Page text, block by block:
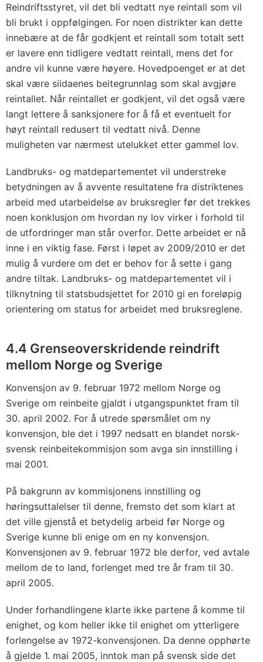
Reindriftsstyret, vil det bli vedtatt nye reintall som vil
bli brukt i oppfølgingen. For noen distrikter kan dette
innebære at de får godkjent et reintall som totalt sett
er lavere enn tidligere vedtatt reintall, mens det for
andre vil kunne være høyere. Hovedpoenget er at det
skal være siidaenes beitegrunnlag som skal avgjøre
reintallet. Når reintallet er godkjent, vil det også være
langt lettere å sanksjonere for å få et eventuelt for
høyt reintall redusert til vedtatt nivå. Denne
muligheten var nærmest utelukket etter gammel lov.
Landbruks- og matdepartementet vil understreke
betydningen av å avvente resultatene fra distriktenes
arbeid med utarbeidelse av bruksregler før det trekkes
noen konklusjon om hvordan ny lov virker i forhold til
de utfordringer man står overfor. Dette arbeidet er nå
inne i en viktig fase. Først i løpet av 2009/2010 er det
mulig å vurdere om det er behov for å sette i gang
andre tiltak. Landbruks- og matdepartementet vil i
tilknytning til statsbudsjettet for 2010 gi en foreløpig
orientering om status for arbeidet med bruksreglene.
4.4 Grenseoverskridende reindrift
mellom Norge og Sverige
Konvensjon av 9. februar 1972 mellom Norge og
Sverige om reinbeite gjaldt i utgangspunktet fram til
30. april 2002. For å utrede spørsmålet om ny
konvensjon, ble det i 1997 nedsatt en blandet norsk-
svensk reinbeitekommisjon som avga sin innstilling i
mai 2001.
På bakgrunn av kommisjonens innstilling og
høringsuttalelser til denne, fremsto det som klart at
det ville gjenstå et betydelig arbeid før Norge og
Sverige kunne bli enige om en ny konvensjon.
Konvensjonen av 9. februar 1972 ble derfor, ved avtale
mellom de to land, forlenget med tre år fram til 30.
april 2005.
Under forhandlingene klarte ikke partene å komme til
enighet, og kom heller ikke til enighet om ytterligere
forlengelse av 1972-konvensjonen. Da denne opphørte
å gjelde 1. mai 2005, inntok man på svensk side det